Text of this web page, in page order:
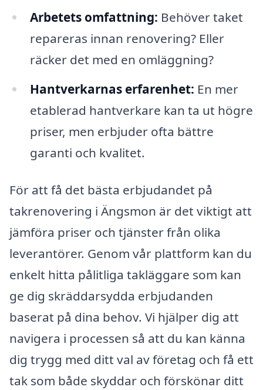
Arbetets omfattning: Behöver taket
repareras innan renovering? Eller
räcker det med en omläggning?
Hantverkarnas erfarenhet: En mer
etablerad hantverkare kan ta ut högre
priser, men erbjuder ofta bättre
garanti och kvalitet.
För att få det bästa erbjudandet på
takrenovering i Ängsmon är det viktigt att
jämföra priser och tjänster från olika
leverantörer. Genom vår plattform kan du
enkelt hitta pålitliga takläggare som kan
ge dig skräddarsydda erbjudanden
baserat på dina behov. Vi hjälper dig att
navigera i processen så att du kan känna
dig trygg med ditt val av företag och få ett
tak som både skyddar och förskönar ditt